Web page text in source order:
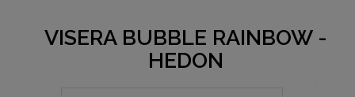
VISERA BUBBLE RAINBOW -
HEDON